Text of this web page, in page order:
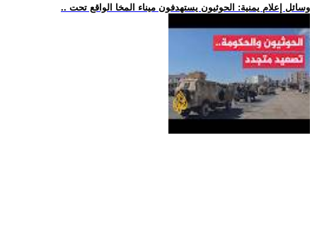
.. وسائل إعلام يمنية: الحوثيون يستهدفون ميناء المخا الواقع تحت